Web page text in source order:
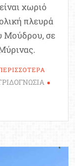
χωριό
πλευρά
Μούδρου, σε